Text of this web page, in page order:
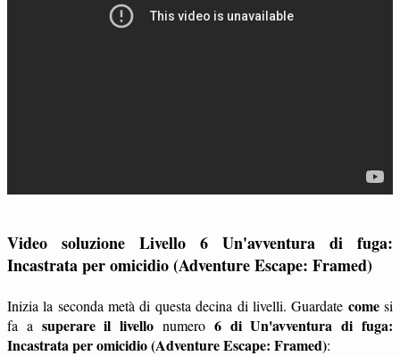
Video soluzione Livello 6 Un'avventura di fuga:
Incastrata per omicidio (Adventure Escape: Framed)
Inizia la seconda metà di questa decina di livelli. Guardate comesi
fa a superare il livello numero 6 di Un'avventura di fuga:
Incastrata per omicidio (Adventure Escape: Framed):